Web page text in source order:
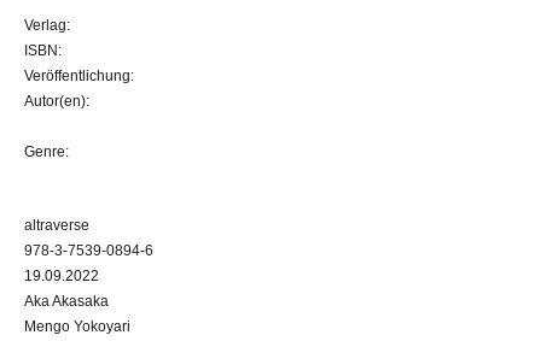
Verlag:
ISBN:
Veröffentlichung:
Autor(en):
Genre:
altraverse
978-3-7539-0894-6
19.09.2022
Aka Akasaka
Mengo Yokoyari